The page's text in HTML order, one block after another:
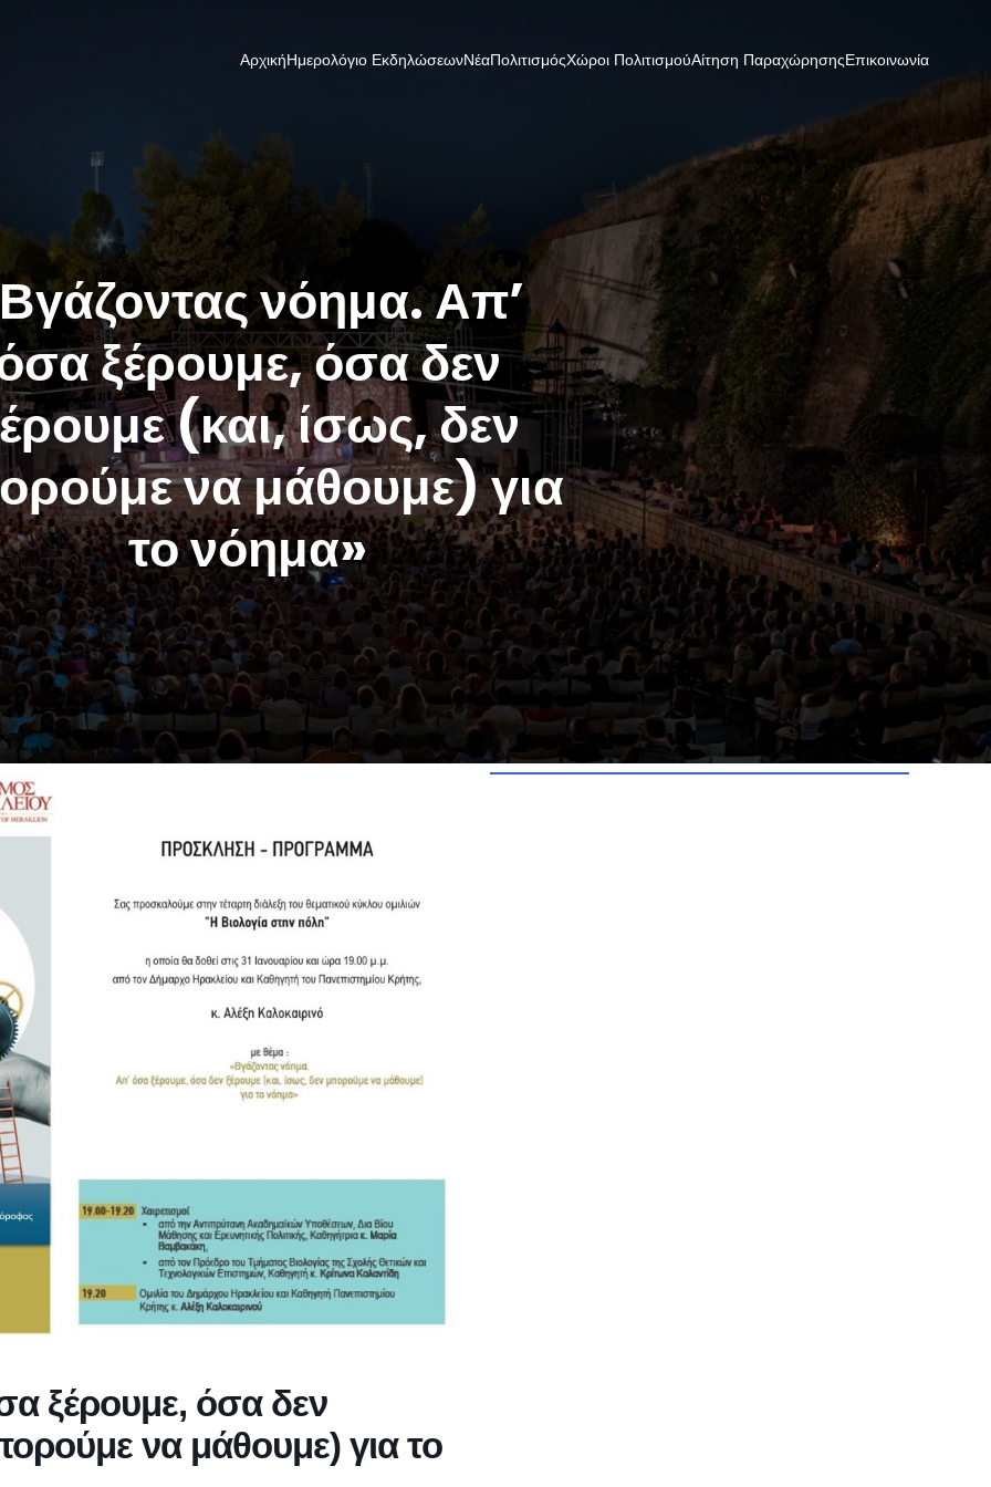
ΑρχικήΗμερολόγιο ΕκδηλώσεωνΝέαΠολιτισμόςΧώροι ΠολιτισμούΑίτηση ΠαραχώρησηςΕπικοινωνία
νόημα. Απ’
ξέρουμε, όσα δεν
(και, ίσως, δεν
να μάθουμε) για
το νόημα»
ξέρουμε, όσα δεν
να μάθουμε) για το